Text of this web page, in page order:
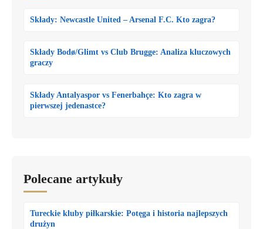
Składy: Newcastle United – Arsenal F.C. Kto zagra?
Składy Bodø/Glimt vs Club Brugge: Analiza kluczowych
graczy
Składy Antalyaspor vs Fenerbahçe: Kto zagra w
pierwszej jedenastce?
Polecane artykuły
Tureckie kluby piłkarskie: Potęga i historia najlepszych
drużyn